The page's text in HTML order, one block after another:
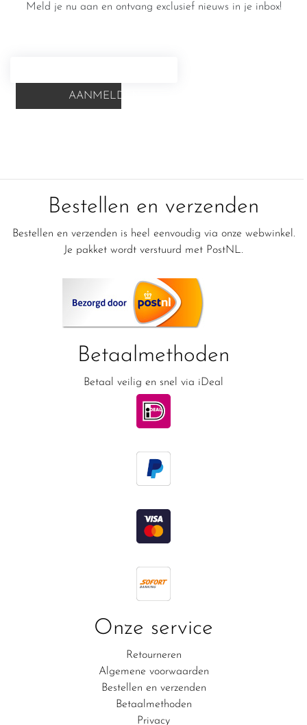
Meld je nu aan en ontvang exclusief nieuws in je inbox!
AANMELDEN
Bestellen en verzenden
Bestellen en verzenden is heel eenvoudig via onze webwinkel.
Je pakket wordt verstuurd met PostNL.
Betaalmethoden
Betaal veilig en snel via iDeal
Onze service
Retourneren
Algemene voorwaarden
Bestellen en verzenden
Betaalmethoden
Privacy